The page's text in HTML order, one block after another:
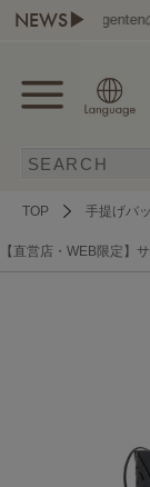
NEWS▶gentenの
TOP 手提げバ
【直営店・WEB限定】